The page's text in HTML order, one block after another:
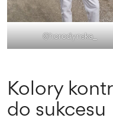
@horodynska_
Kolory
do sukcesu